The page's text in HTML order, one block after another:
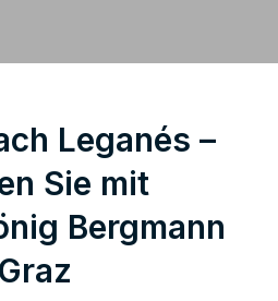
Leganés –
Sie mit
Bergmann
Graz